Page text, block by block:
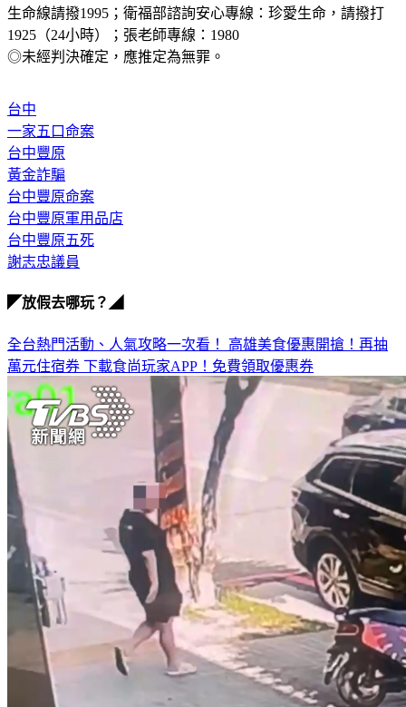
生命線請撥1995；衛福部諮詢安心專線：珍愛生命，請撥打
1925（24小時）；張老師專線：1980
◎未經判決確定，應推定為無罪。
台中
一家五口命案
台中豐原
黃金詐騙
台中豐原命案
台中豐原軍用品店
台中豐原五死
謝志忠議員
◤放假去哪玩？◢
全台熱門活動、人氣攻略一次看！ 高雄美食優惠開搶！再抽
萬元住宿券 下載食尚玩家APP！免費領取優惠券